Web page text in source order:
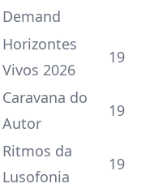
Demand
Horizontes
Vivos 2026
19
Caravana do
Autor
19
Ritmos da
Lusofonia
19